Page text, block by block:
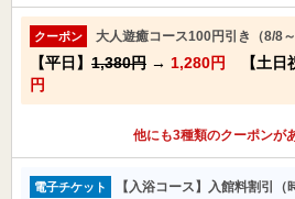
クーポン 大人遊癒コース100円引き（8/8
【平日】 1,380円 → 1,280円 【土日
円
他にも3種類のクーポンが
電子チケット
【入浴コース】入館料割引